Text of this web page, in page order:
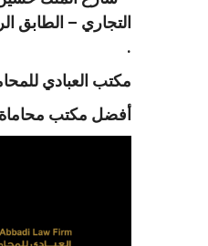
.
مكتب العبادي
أفضل مكتب